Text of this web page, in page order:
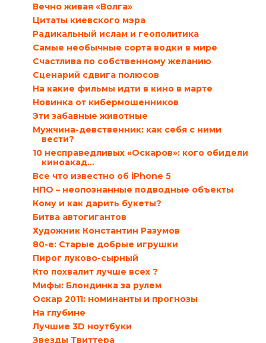
Вечно живая «Волга»
Цитаты киевского мэра
Радикальный ислам и геополитика
Самые необычные сорта водки в мире
Счастлива по собственному желанию
Сценарий сдвига полюсов
На какие фильмы идти в кино в марте
Новинка от кибермошенников
Эти забавные животные
Мужчина-девственник: как себя с ними
вести?
10 несправедливых «Оскаров»: кого обидели
киноакад...
Все что известно об iPhone 5
НПО – неопознанные подводные объекты
Кому и как дарить букеты?
Битва автогигантов
Художник Константин Разумов
80-е: Старые добрые игрушки
Пирог луково-сырный
Кто похвалит лучше всех ?
Мифы: Блондинка за рулем
Оскар 2011: номинанты и прогнозы
На глубине
Лучшие 3D ноутбуки
Звезды Твиттера